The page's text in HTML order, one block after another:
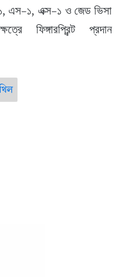
, এস–১, এক্স–১ ও জেড ভিসা
ফিঙ্গারপ্রিন্ট
প্রদান